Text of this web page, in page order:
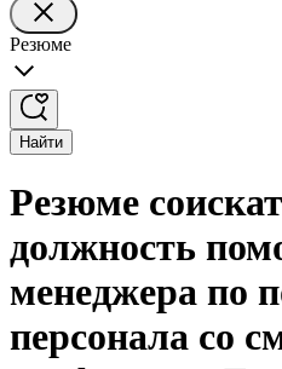
Резюме
Найти
Резюме
должность
менеджера по
персонала со